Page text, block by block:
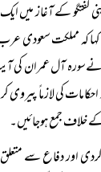
کے آغاز میں ایک
کہ مملکت سعودی
کی لازماً پیروی
جمع ہوجائیں۔
گردی اور دفاع سے